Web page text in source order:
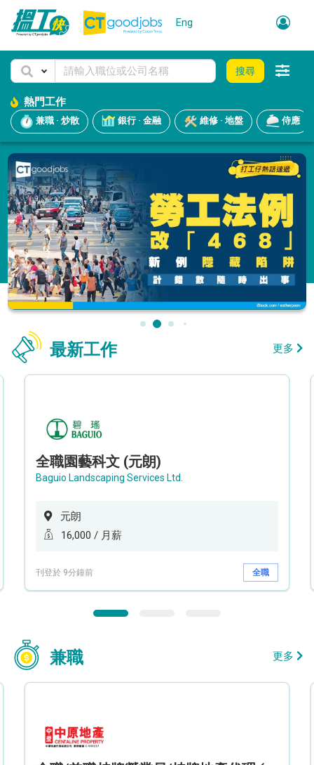
Eng
搜尋
熱門工作
兼職 · 炒散 銀行 · 金融 維修 · 地盤 侍應
最新工作 更多
全職園藝科文 (元朗)
Baguio Landscaping Services Ltd.
元朗
16,000 / 月薪
刊登於 9分鐘前 全職
兼職 更多